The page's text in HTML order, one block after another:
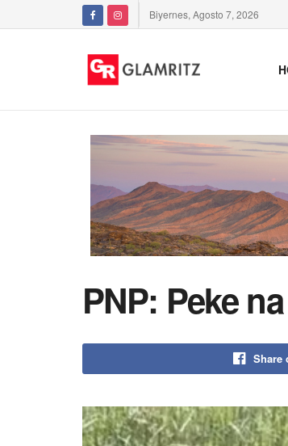
Biyernes, Agosto 7, 2026
PNP: Peke
Share